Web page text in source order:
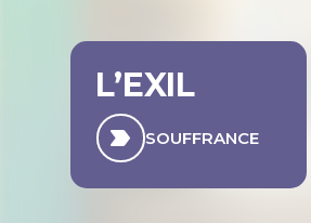
L’EXIL
SOUFFRANCE